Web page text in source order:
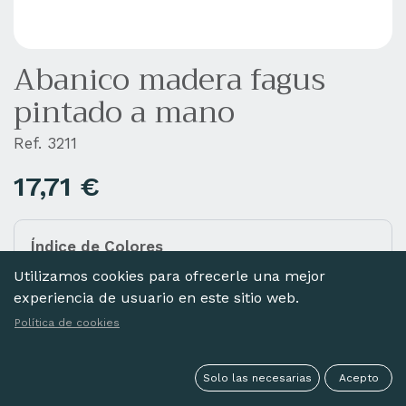
Abanico madera fagus
pintado a mano
Índice de Colores
Añada diferentes colores a la cesta haciendo clic
en las imágenes de abajo.
Ref. 3211
17,71 €
Utilizamos cookies para ofrecerle una mejor
experiencia de usuario en este sitio web.
Política de cookies
Solo las necesarias Acepto